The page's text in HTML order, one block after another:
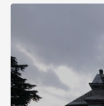
Херсонесі
А потім було